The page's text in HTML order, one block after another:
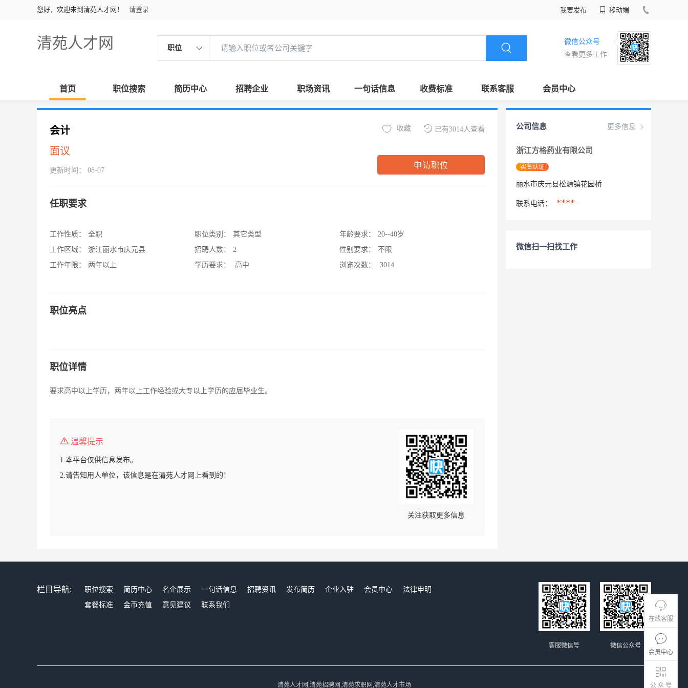
您好，欢迎来到清苑人才网！ 请登录 我要发布 移动端
清苑人才网 职位
微信公众号
查看更多工作
首页 职位搜索 简历中心 招聘企业 职场资讯 一句话信息 收费标准 联系客服 会员中心
在线客服
会员中心
公 众 号
会计
面议
更新时间： 08-07
已有3014人查看
收藏
申请职位
任职要求
工作性质：
全职
工作区域：
浙江丽水市庆元县
工作年限：
两年以上
职位类别：
其它类型
招聘人数：
2
学历要求：
高中
年龄要求：
20--40岁
性别要求：
不限
浏览次数：
3014
职位亮点
职位详情
要求高中以上学历，两年以上工作经验或大专以上学历的应届毕业生。
温馨提示
1.本平台仅供信息发布。
2.请告知用人单位，该信息是在清苑人才网上看到的！
关注获取更多信息
更多信息
公司信息
浙江方格药业有限公司
实名认证
丽水市庆元县松源镇花园桥
联系电话： ****
微信扫一扫找工作
栏目导航: 职位搜索 简历中心 名企展示 一句话信息 招聘资讯 发布简历 企业入驻 会员中心
法律申明
套餐标准
金币充值 意见建议 联系我们
微信公众号
客服微信号
清苑人才网,清苑招聘网,清苑求职网,清苑人才市场